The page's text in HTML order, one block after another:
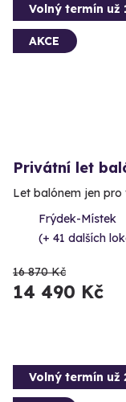
Volný termín už
AKCE
Privátní let
Let balónem jen pro
Frýdek-Místek
(+ 41 dalších
16 870 Kč
14 490 Kč
Volný termín už